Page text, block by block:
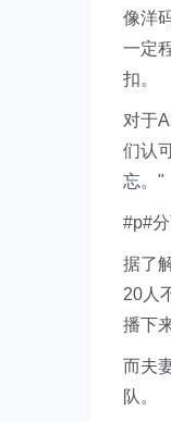
像洋
一定
扣。
对于
们认
忘。"
#p#
据了
20人
播下
而夫
队。